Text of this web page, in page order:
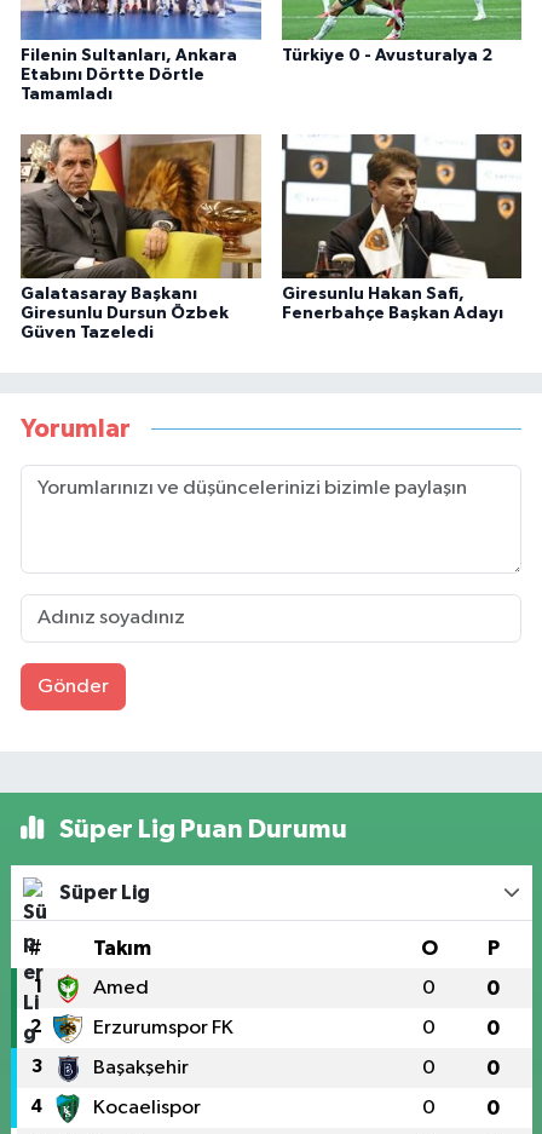
Filenin Sultanları, Ankara
Etabını Dörtte Dörtle
Tamamladı
Türkiye 0 - Avusturalya 2
Galatasaray Başkanı
Giresunlu Dursun Özbek
Güven Tazeledi
Giresunlu Hakan Safi,
Fenerbahçe Başkan Adayı
Yorumlar
Gönder
Süper Lig Puan Durumu
Süper Lig
# Takım O P
1 Amed 0 0
2 Erzurumspor FK 0 0
3 Başakşehir 0 0
4 Kocaelispor 0 0